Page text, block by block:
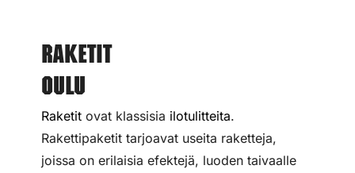
Raketit
Oulu
Raketit ovat klassisia ilotulitteita.
Rakettipaketit tarjoavat useita raketteja,
joissa on erilaisia efektejä, luoden taivaalle